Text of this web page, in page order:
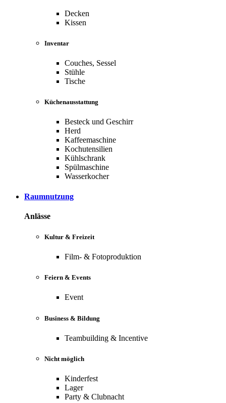
Decken
Kissen
Inventar
Couches, Sessel
Stühle
Tische
Küchenausstattung
Besteck und Geschirr
Herd
Kaffeemaschine
Kochutensilien
Kühlschrank
Spülmaschine
Wasserkocher
Raumnutzung
Anlässe
Kultur & Freizeit
Film- & Fotoproduktion
Feiern & Events
Event
Business & Bildung
Teambuilding & Incentive
Nicht möglich
Kinderfest
Lager
Party & Clubnacht